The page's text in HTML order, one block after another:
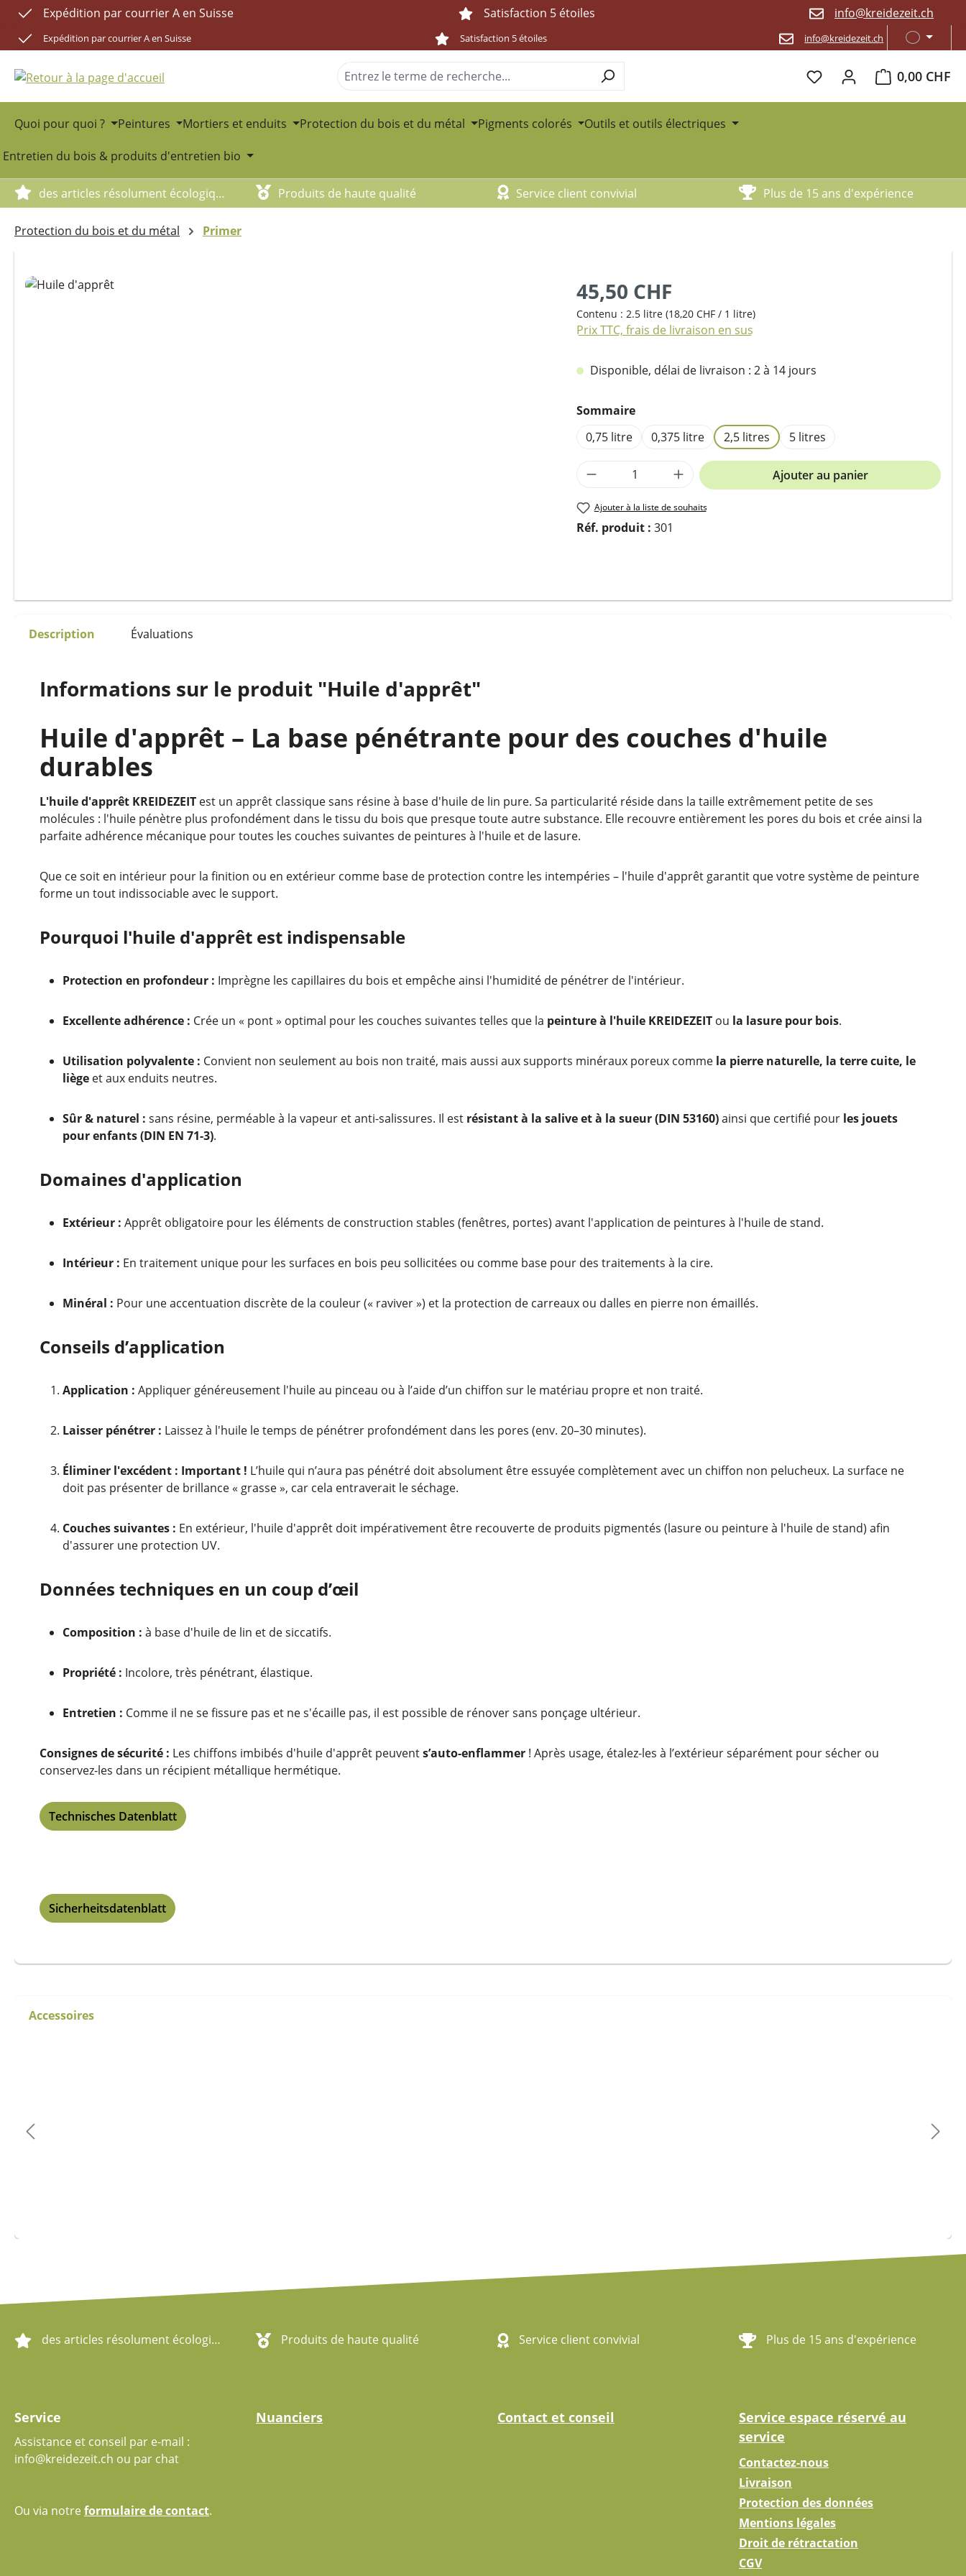
au contenu principal
Passer à la recherche
Passer à la navigation principale
Expédition par courrier A en Suisse Satisfaction 5 étoiles info@kreidezeit.ch
Expédition par courrier A en Suisse Satisfaction 5 étoiles info@kreidezeit.ch
0,00 CHF
Le panier
Quoi pour quoi ? Peintures Mortiers et enduits Protection du bois et du métal Pigments colorés Outils et outils électriques
Entretien du bois & produits d'entretien bio
des articles résolument écologiques Produits de haute qualité Service client convivial Plus de 15 ans d'expérience
Protection du bois et du métal Primer
Ignorer la galerie d'images 45,50 CHF
Contenu : 2.5 litre (18,20 CHF / 1 litre)
Prix TTC, frais de livraison en sus
Disponible, délai de livraison : 2 à 14 jours
Sélectionnez
Sommaire
0,75 litre
0,375 litre 2,5 litres 5 litres
Quantité de produit : Entrez la quantité
Ajouter au panier
Ajouter à la liste de souhaits
Réf. produit : 301
Description Évaluations
Informations sur le produit "Huile d'apprêt"
Huile d'apprêt – La base pénétrante pour des couches d'huile
durables
L'huile d'apprêt KREIDEZEIT est un apprêt classique sans résine à base d'huile de lin pure. Sa particularité réside dans la taille extrêmement petite de ses
molécules : l'huile pénètre plus profondément dans le tissu du bois que presque toute autre substance. Elle recouvre entièrement les pores du bois et crée ainsi la
parfaite adhérence mécanique pour toutes les couches suivantes de peintures à l'huile et de lasure.
Que ce soit en intérieur pour la finition ou en extérieur comme base de protection contre les intempéries – l'huile d'apprêt garantit que votre système de peinture
forme un tout indissociable avec le support.
Pourquoi l'huile d'apprêt est indispensable
Protection en profondeur : Imprègne les capillaires du bois et empêche ainsi l'humidité de pénétrer de l'intérieur.
Excellente adhérence : Crée un « pont » optimal pour les couches suivantes telles que la peinture à l'huile KREIDEZEIT ou la lasure pour bois.
Utilisation polyvalente : Convient non seulement au bois non traité, mais aussi aux supports minéraux poreux comme la pierre naturelle, la terre cuite, le
liège et aux enduits neutres.
Sûr & naturel : sans résine, perméable à la vapeur et anti-salissures. Il est résistant à la salive et à la sueur (DIN 53160)ainsi que certifié pour les jouets
pour enfants (DIN EN 71-3).
Domaines d'application
Extérieur : Apprêt obligatoire pour les éléments de construction stables (fenêtres, portes) avant l'application de peintures à l'huile de stand.
Intérieur : En traitement unique pour les surfaces en bois peu sollicitées ou comme base pour des traitements à la cire.
Minéral : Pour une accentuation discrète de la couleur (« raviver ») et la protection de carreaux ou dalles en pierre non émaillés.
Conseils d’application
Application : Appliquer généreusement l'huile au pinceau ou à l’aide d’un chiffon sur le matériau propre et non traité.
Laisser pénétrer : Laissez à l'huile le temps de pénétrer profondément dans les pores (env. 20–30 minutes).
Éliminer l'excédent : Important ! L’huile qui n’aura pas pénétré doit absolument être essuyée complètement avec un chiffon non pelucheux. La surface ne
doit pas présenter de brillance « grasse », car cela entraverait le séchage.
Couches suivantes : En extérieur, l'huile d'apprêt doit impérativement être recouverte de produits pigmentés (lasure ou peinture à l'huile de stand) afin
d'assurer une protection UV.
Données techniques en un coup d’œil
Composition : à base d'huile de lin et de siccatifs.
Propriété : Incolore, très pénétrant, élastique.
Entretien : Comme il ne se fissure pas et ne s'écaille pas, il est possible de rénover sans ponçage ultérieur.
Consignes de sécurité : Les chiffons imbibés d'huile d'apprêt peuvents’auto-enflammer ! Après usage, étalez-les à l’extérieur séparément pour sécher ou
conservez-les dans un récipient métallique hermétique.
Technisches Datenblatt
Sicherheitsdatenblatt
Accessoires
des articles résolument écologiques Produits de haute qualité Service client convivial Plus de 15 ans d'expérience
Service
Assistance et conseil par e-mail :
info@kreidezeit.ch ou par chat
Ou via notreformulaire de contact.
Nuanciers Contact et conseil
Service espace réservé au
service
Contactez-nous
Livraison
Protection des données
Mentions légales
Droit de rétractation
CGV